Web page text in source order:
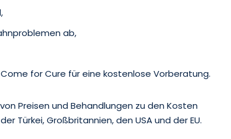
ab,
for Cure für eine kostenlose Vorberatung.
Preisen und Behandlungen zu den Kosten
Türkei, Großbritannien, den USA und der EU.